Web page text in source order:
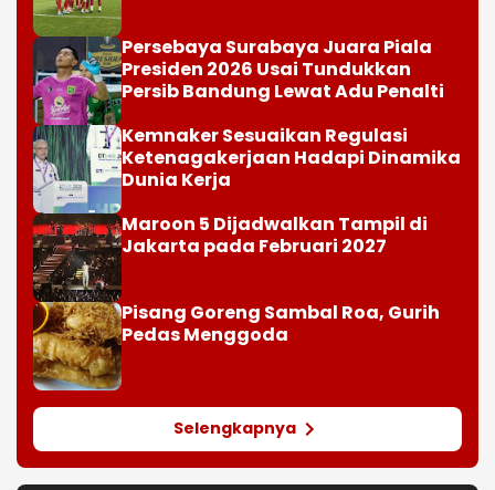
Persebaya Surabaya Juara Piala
Presiden 2026 Usai Tundukkan
Persib Bandung Lewat Adu Penalti
Kemnaker Sesuaikan Regulasi
Ketenagakerjaan Hadapi Dinamika
Dunia Kerja
Maroon 5 Dijadwalkan Tampil di
Jakarta pada Februari 2027
Pisang Goreng Sambal Roa, Gurih
Pedas Menggoda
Selengkapnya